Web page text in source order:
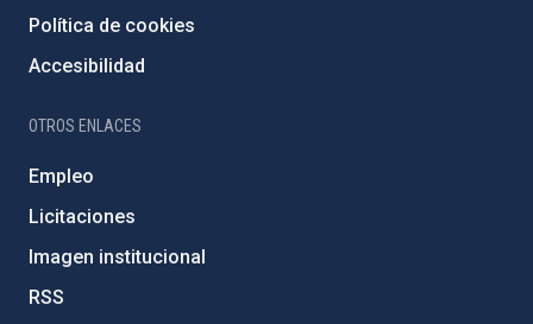
Política de cookies
Accesibilidad
OTROS ENLACES
Empleo
Licitaciones
Imagen institucional
RSS